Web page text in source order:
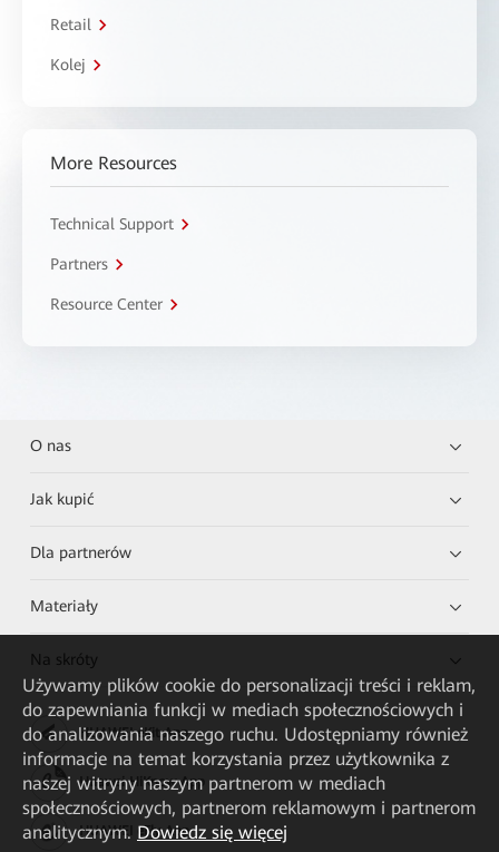
Retail
Kolej
More Resources
Technical Support
Partners
Resource Center
O nas
Jak kupić
Dla partnerów
Materiały
Na skróty
HUAWEI eKit App
Huawei HiKnow App
HUAWEI eFly App
Używamy plików cookie do personalizacji treści i reklam,
do zapewniania funkcji w mediach społecznościowych i
do analizowania naszego ruchu. Udostępniamy również
informacje na temat korzystania przez użytkownika z
naszej witryny naszym partnerom w mediach
społecznościowych, partnerom reklamowym i partnerom
analitycznym. Dowiedz się więcej